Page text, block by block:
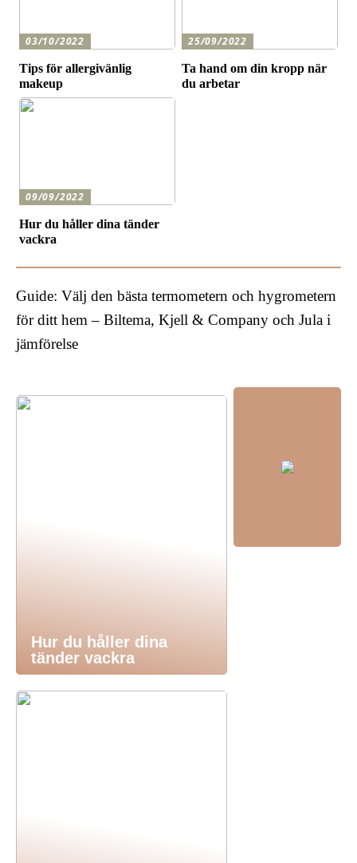
03/10/2022
Tips för allergivänlig
makeup
25/09/2022
Ta hand om din kropp när
du arbetar
09/09/2022
Hur du håller dina tänder
vackra
Guide: Välj den bästa termometern och hygrometern
för ditt hem – Biltema, Kjell & Company och Jula i
jämförelse
Hur du håller dina
tänder vackra